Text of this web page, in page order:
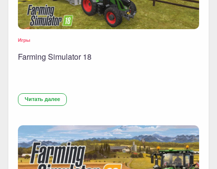
Игры
Farming Simulator 18
Читать далее